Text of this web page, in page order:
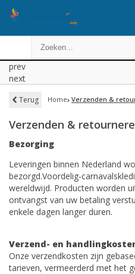
prev
next
Terug Home Verzenden &
Verzenden &
Bezorging
Leveringen binnen Nederland
bezorgd.Voordelig-
wereldwijd. Producten worden
ontvangst van uw betaling
enkele dagen langer duren.
Verzend- en
Onze verzendkosten zijn
tarieven, vermeerderd met het